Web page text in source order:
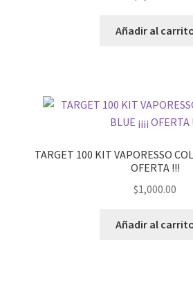
Añadir al
TARGET 100 KIT VAPORESSO
OFERTA !!!
$1,000.00
Añadir al